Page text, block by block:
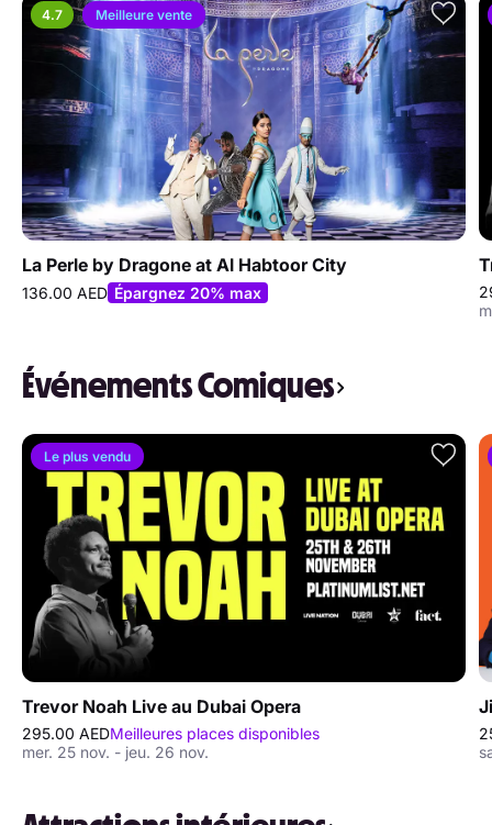
4.7 Meilleure vente
La Perle by Dragone at Al Habtoor City
136.00 AED Épargnez 20% max
Événements Comiques
Le plus vendu
Trevor Noah Live au Dubai Opera
295.00 AEDMeilleures places disponibles
mer. 25 nov. - jeu. 26 nov.